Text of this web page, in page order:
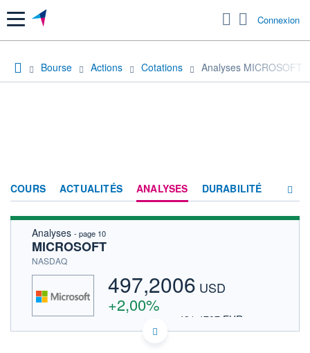
Menu Connexion
Bourse Actions Cotations Analyses MICROSOFT
COURS ACTUALITÉS ANALYSES DURABILITÉ
PRODUITS DE BOURSE
FORUM
HISTORIQUE
Analyses - page 10
MICROSOFT
NASDAQ
497,2006 USD
+2,00%
431,4707 EUR
INDICE DE RÉFÉRENCE
NASDAQ COMPOSITE